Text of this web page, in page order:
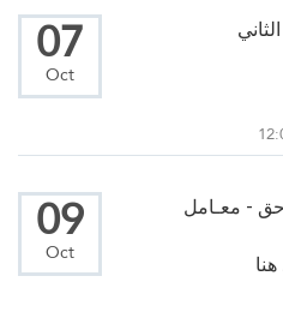
07
Oct
09
Oct
- معـامل